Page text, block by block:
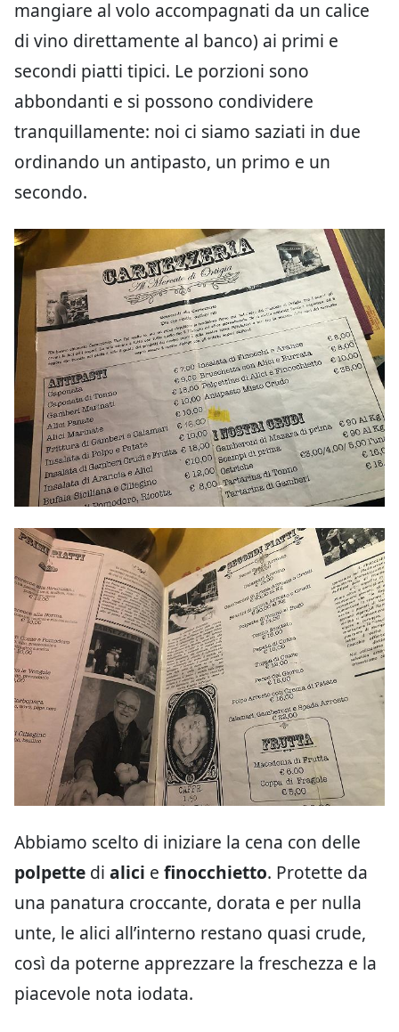
mangiare al volo accompagnati da un calice
di vino direttamente al banco) ai primi e
secondi piatti tipici. Le porzioni sono
abbondanti e si possono condividere
tranquillamente: noi ci siamo saziati in due
ordinando un antipasto, un primo e un
secondo.
Abbiamo scelto di iniziare la cena con delle
polpette di alici e finocchietto. Protette da
una panatura croccante, dorata e per nulla
unte, le alici all’interno restano quasi crude,
così da poterne apprezzare la freschezza e la
piacevole nota iodata.